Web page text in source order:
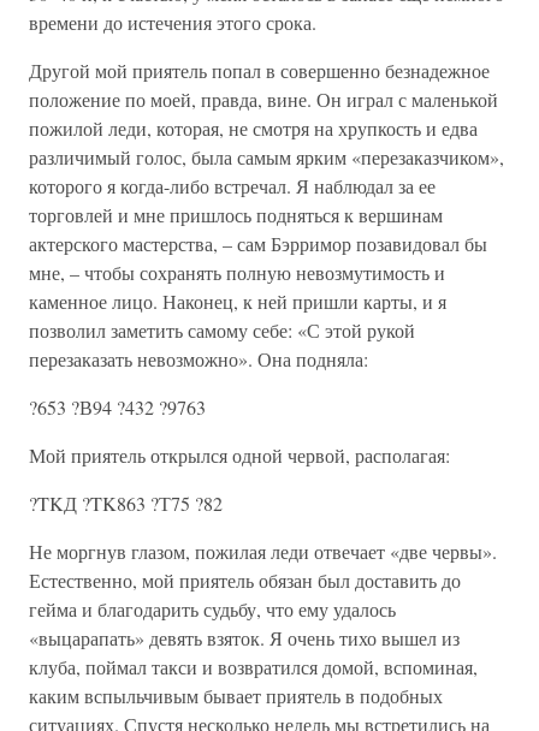
времени до истечения этого срока.
Другой мой приятель попал в совершенно безнадежное
положение по моей, правда, вине. Он играл с маленькой
пожилой леди, которая, не смотря на хрупкость и едва
различимый голос, была самым ярким «перезаказчиком»,
которого я когда-либо встречал. Я наблюдал за ее
торговлей и мне пришлось подняться к вершинам
актерского мастерства, – сам Бэрримор позавидовал бы
мне, – чтобы сохранять полную невозмутимость и
каменное лицо. Наконец, к ней пришли карты, и я
позволил заметить самому себе: «С этой рукой
перезаказать невозможно». Она подняла:
?653 ?В94 ?432 ?9763
Мой приятель открылся одной червой, располагая:
?TKД ?TK863 ?Т75 ?82
Не моргнув глазом, пожилая леди отвечает «две червы».
Естественно, мой приятель обязан был доставить до
гейма и благодарить судьбу, что ему удалось
«выцарапать» девять взяток. Я очень тихо вышел из
клуба, поймал такси и возвратился домой, вспоминая,
каким вспыльчивым бывает приятель в подобных
ситуациях. Спустя несколько недель мы встретились на